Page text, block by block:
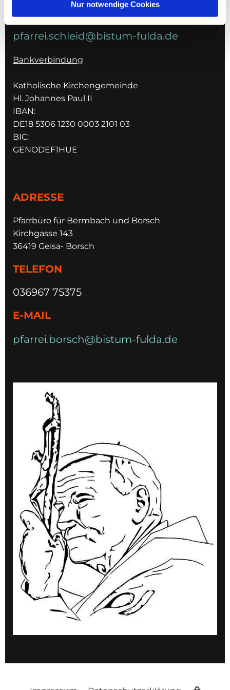
Nur notwendige Cookies
pfarrei.schleid@bistum-fulda.de
Bankverbindung
Katholische Kirchengemeinde
Hl. Johannes Paul II
IBAN:
DE18 5306 1230 0003 2101 03
BIC:
GENODEF1HUE
ADRESSE
Pfarrbüro für Bermbach und Borsch
Kirchgasse 143
36419 Geisa- Borsch
TELEFON
036967 75375
E-MAIL
pfarrei.borsch@bistum-fulda.de